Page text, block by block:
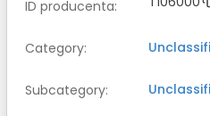
ID producenta:
Category:
Subcategory: